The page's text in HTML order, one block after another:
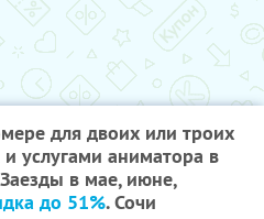
для двоих или троих
услугами аниматора в
в мае, июне,
до 51%. Сочи